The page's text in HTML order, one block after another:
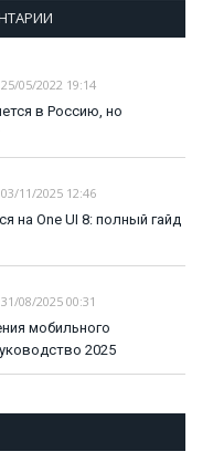
25/05/2022 19:14
в Россию, но
03/11/2025 12:46
на One UI 8: полный гайд
31/08/2025 00:31
мобильного
2025